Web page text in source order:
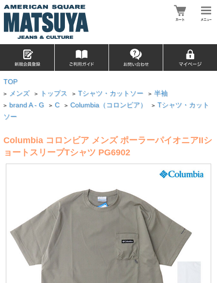
TOP
> メンズ > トップス > Tシャツ・カットソー > 半袖
> brand A - G > C > Columbia（コロンビア） > Tシャツ・カット
ソー
Columbia コロンビア メンズ ポーラーパイオニアIIシ
ョートスリーブTシャツ PG6902